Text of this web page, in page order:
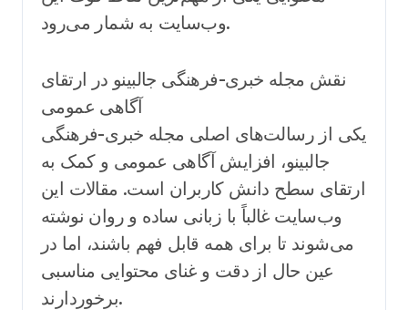
وب‌سایت به شمار می‌رود.
نقش مجله خبری-فرهنگی جالبینو در ارتقای
آگاهی عمومی
یکی از رسالت‌های اصلی مجله خبری-فرهنگی
جالبینو، افزایش آگاهی عمومی و کمک به
ارتقای سطح دانش کاربران است. مقالات این
وب‌سایت غالباً با زبانی ساده و روان نوشته
می‌شوند تا برای همه قابل فهم باشند، اما در
عین حال از دقت و غنای محتوایی مناسبی
برخوردارند.